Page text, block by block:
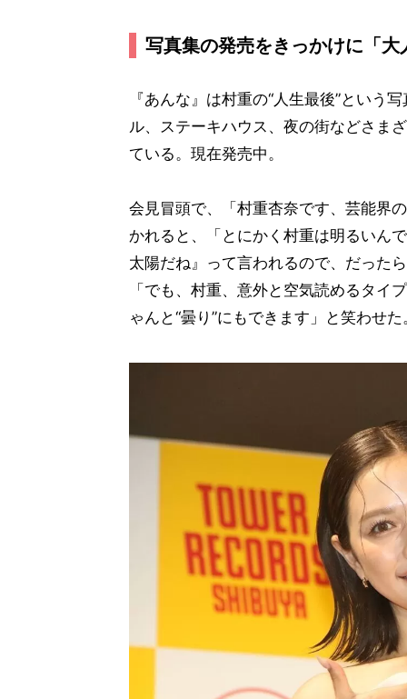
写真集の発売をきっかけに「
『あんな』は村重の“人生最後”という
ル、ステーキハウス、夜の街などさま
ている。現在発売中。
会見冒頭で、「村重杏奈です、芸能界
かれると、「とにかく村重は明るいん
太陽だね』って言われるので、だった
「でも、村重、意外と空気読めるタイ
ゃんと“曇り”にもできます」と笑わせた